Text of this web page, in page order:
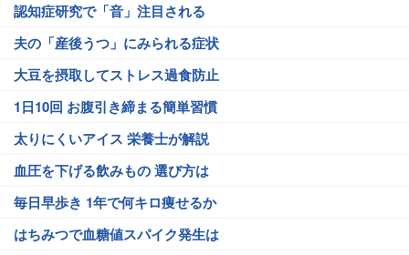
認知症研究で「音」注目される
夫の「産後うつ」にみられる症状
大豆を摂取してストレス過食防止
1日10回 お腹引き締まる簡単習慣
太りにくいアイス 栄養士が解説
血圧を下げる飲みもの 選び方は
毎日早歩き 1年で何キロ痩せるか
はちみつで血糖値スパイク発生は